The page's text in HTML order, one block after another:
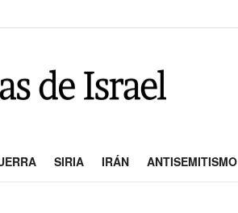
SIRIA IRÁN ANTISEMITISMO